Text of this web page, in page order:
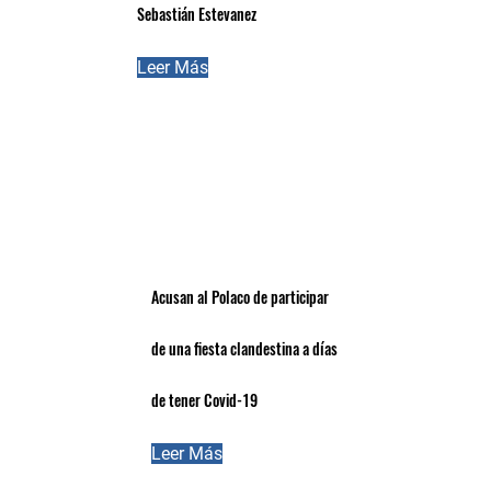
Sebastián Estevanez
Leer Más
Acusan al Polaco de participar
de una fiesta clandestina a días
de tener Covid-19
Leer Más